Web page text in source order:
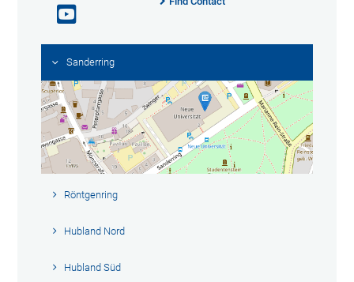
Sanderring
Röntgenring
Hubland Nord
Hubland Süd